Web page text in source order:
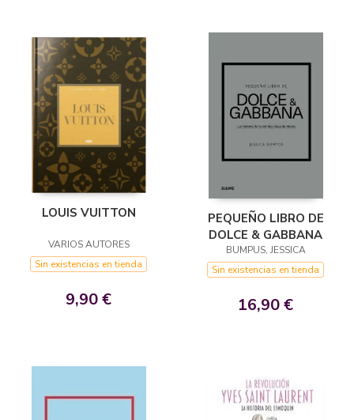
LOUIS VUITTON
VARIOS AUTORES
Sin existencias en tienda
9,90 €
PEQUEÑO LIBRO DE
DOLCE & GABBANA
BUMPUS, JESSICA
Sin existencias en tienda
16,90 €